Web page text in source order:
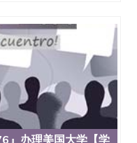
业率，全美名列前
氛围，杰出的本科
为全美50强公立综
成百上千的海外学
世界上享有学术地
等教育机构，并获
。其计算机系与会
中表现优异。其毕
硅谷中心得到工作
』办理美国大学【学